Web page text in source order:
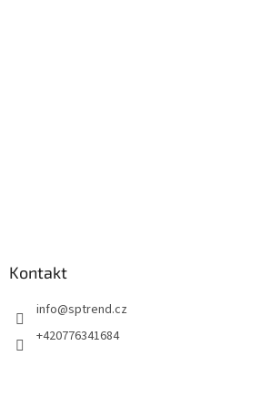
Kontakt
info@sptrend.cz
+420776341684